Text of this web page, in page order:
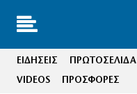
ΕΙΔΗΣΕΙΣ ΠΡΩΤΟΣΕΛΙΔΑ
VIDEOS
ΠΡΟΣΦΟΡΕΣ